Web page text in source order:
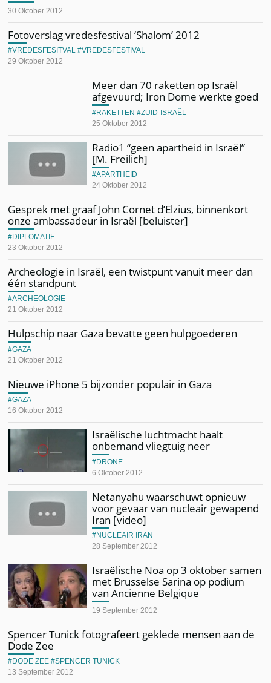
30 Oktober 2012
Fotoverslag vredesfestival ‘Shalom’ 2012
29 Oktober 2012
VREDESFESITVAL VREDESFESTIVAL
Meer dan 70 raketten op Israël
afgevuurd; Iron Dome werkte goed
25 Oktober 2012
RAKETTEN ZUID-ISRAËL
Radio1 “geen apartheid in Israël”
[M. Freilich]
24 Oktober 2012
APARTHEID
Gesprek met graaf John Cornet d’Elzius, binnenkort
onze ambassadeur in Israël [beluister]
23 Oktober 2012
DIPLOMATIE
Archeologie in Israël, een twistpunt vanuit meer dan
één standpunt
21 Oktober 2012
ARCHEOLOGIE
Hulpschip naar Gaza bevatte geen hulpgoederen
21 Oktober 2012
GAZA
Nieuwe iPhone 5 bijzonder populair in Gaza
16 Oktober 2012
GAZA
Israëlische luchtmacht haalt
onbemand vliegtuig neer
6 Oktober 2012
DRONE
Netanyahu waarschuwt opnieuw
voor gevaar van nucleair gewapend
Iran [video]
28 September 2012
NUCLEAIR IRAN
Israëlische Noa op 3 oktober samen
met Brusselse Sarina op podium
van Ancienne Belgique
19 September 2012
Spencer Tunick fotografeert geklede mensen aan de
Dode Zee
13 September 2012
DODE ZEE SPENCER TUNICK